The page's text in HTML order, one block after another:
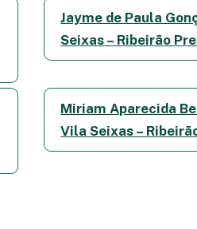
Jayme de Paula
Seixas – Ribeirão
Miriam Aparecida
Vila Seixas –